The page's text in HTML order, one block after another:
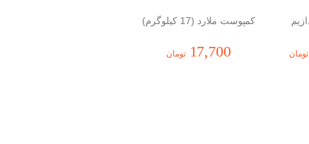
تومان
کمپوست ملارد (17 کیلوگرم)
17,700 تومان